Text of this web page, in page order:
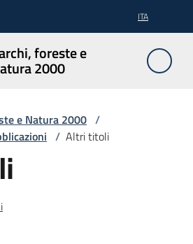
ITA
foreste e
2000
e Natura 2000 /
/ Altri titoli